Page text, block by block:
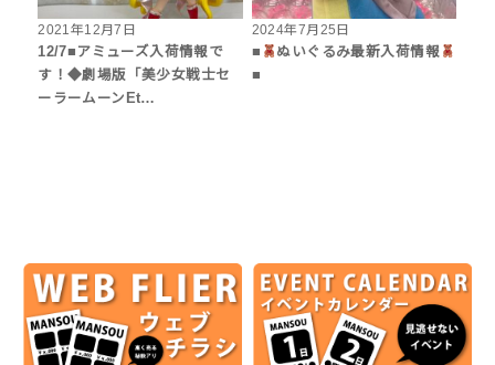
2021年12月7日
12/7■アミューズ入荷情報で
す！◆劇場版「美少女戦士セ
ーラームーンEt…
2024年7月25日
■‎
ぬいぐるみ最新入荷情報
■